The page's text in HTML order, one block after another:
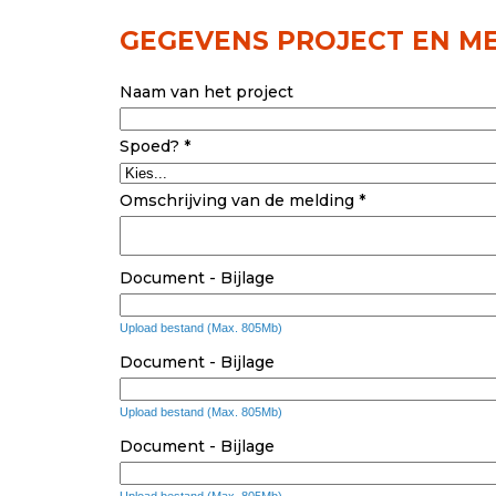
GEGEVENS PROJECT EN
Naam van het project
Spoed? *
Omschrijving van de melding *
Document - Bijlage
Upload bestand (Max. 805Mb)
Document - Bijlage
Upload bestand (Max. 805Mb)
Document - Bijlage